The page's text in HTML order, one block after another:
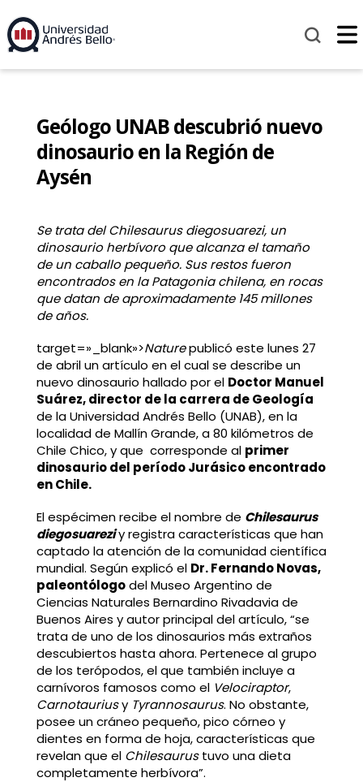
Geólogo UNAB descubrió nuevo
dinosaurio en la Región de
Aysén
Se trata del Chilesaurus diegosuarezi, un
dinosaurio herbívoro que alcanza el tamaño
de un caballo pequeño. Sus restos fueron
encontrados en la Patagonia chilena, en rocas
que datan de aproximadamente 145 millones
de años.
target=»_blank»>Naturepublicó este lunes 27
de abril un artículo en el cual se describe un
nuevo dinosaurio hallado por el Doctor Manuel
Suárez, director de la carrera de Geología
de la Universidad Andrés Bello (UNAB), en la
localidad de Mallín Grande, a 80 kilómetros de
Chile Chico, y que corresponde al primer
dinosaurio del período Jurásico encontrado
en Chile.
El espécimen recibe el nombre de Chilesaurus
diegosuareziy registra características que han
captado la atención de la comunidad científica
mundial. Según explicó el Dr. Fernando Novas,
paleontólogodel Museo Argentino de
Ciencias Naturales Bernardino Rivadavia de
Buenos Aires y autor principal del artículo, “se
trata de uno de los dinosaurios más extraños
descubiertos hasta ahora. Pertenece al grupo
de los terópodos, el que también incluye a
carnívoros famosos como el Velociraptor,
Carnotauriusy Tyrannosaurus. No obstante,
posee un cráneo pequeño, pico córneo y
dientes en forma de hoja, características que
revelan que el Chilesaurustuvo una dieta
completamente herbívora”.